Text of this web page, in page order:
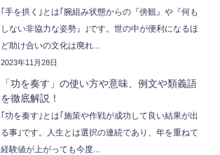
｢手を拱く｣とは｢腕組み状態からの『傍観』や『何も
しない非協力な姿勢』｣です。世の中が便利になるほ
ど助け合いの文化は廃れ...
2023年11月28日
「功を奏す」の使い方や意味、例文や類義語
を徹底解説！
｢功を奏す｣とは｢施策や作戦が成功して良い結果が出
る事｣です。人生とは選択の連続であり、年を重ねて
経験値が上がっても今度...